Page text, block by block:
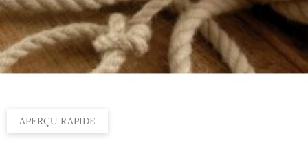
APERÇU RAPIDE